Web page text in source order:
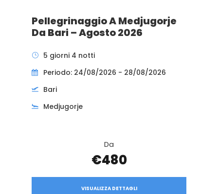
Pellegrinaggio A Medjugorje
Da Bari – Agosto 2026
5 giorni 4 notti
Periodo: 24/08/2026 - 28/08/2026
Bari
Medjugorje
Da
€480
VISUALIZZA DETTAGLI